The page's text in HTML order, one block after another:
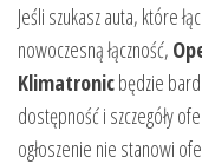
Jeśli szukasz auta, które
nowoczesną łączność,
Klimatronicbędzie
dostępność i szczegóły
ogłoszenie nie stanowi